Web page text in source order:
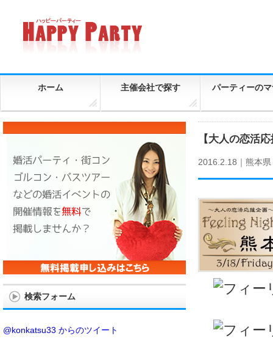
ホーム 主催会社で探す パーティーの
【大人の恋活
2016.2.18｜ 熊本県
検索フォーム
@konkatsu33 からのツイート